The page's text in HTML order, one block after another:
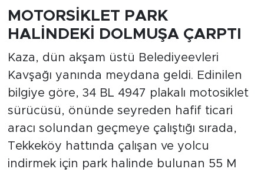
MOTORSİKLET PARK
HALİNDEKİ DOLMUŞA ÇARPTI
Kaza, dün akşam üstü Belediyeevleri
Kavşağı yanında meydana geldi. Edinilen
bilgiye göre, 34 BL 4947 plakalı motosiklet
sürücüsü, önünde seyreden hafif ticari
aracı solundan geçmeye çalıştığı sırada,
Tekkeköy hattında çalışan ve yolcu
indirmek için park halinde bulunan 55 M